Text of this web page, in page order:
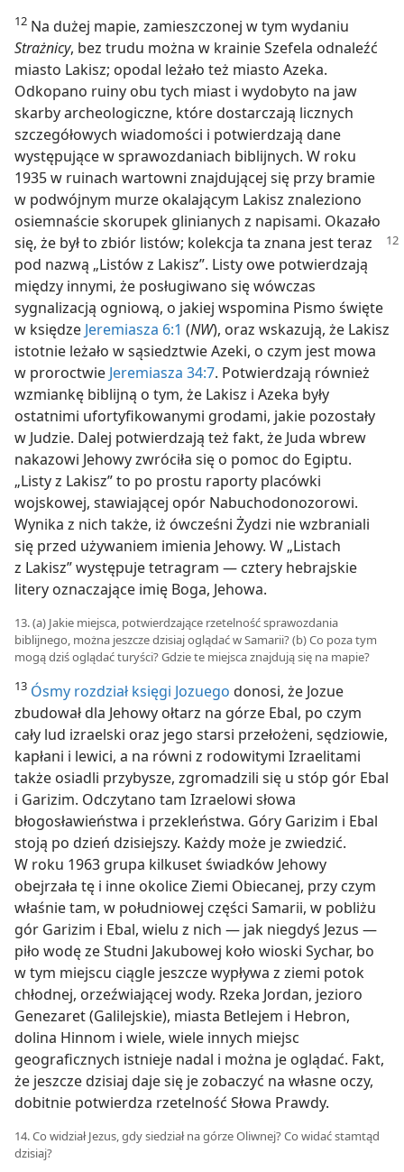
12 Na dużej mapie, zamieszczonej w tym wydaniu
Strażnicy, bez trudu można w krainie Szefela odnaleźć
miasto Lakisz; opodal leżało też miasto Azeka.
Odkopano ruiny obu tych miast i wydobyto na jaw
skarby archeologiczne, które dostarczają licznych
szczegółowych wiadomości i potwierdzają dane
występujące w sprawozdaniach biblijnych. W roku
1935 w ruinach wartowni znajdującej się przy bramie
w podwójnym murze okalającym Lakisz znaleziono
osiemnaście skorupek glinianych z napisami. Okazało
się, że był to zbiór listów; kolekcja ta znana jest teraz
pod nazwą „Listów z Lakisz”. Listy owe potwierdzają
między innymi, że posługiwano się wówczas
sygnalizacją ogniową, o jakiej wspomina Pismo święte
w księdze Jeremiasza 6:1 (NW), oraz wskazują, że Lakisz
istotnie leżało w sąsiedztwie Azeki, o czym jest mowa
w proroctwie Jeremiasza 34:7. Potwierdzają również
wzmiankę biblijną o tym, że Lakisz i Azeka były
ostatnimi ufortyfikowanymi grodami, jakie pozostały
w Judzie. Dalej potwierdzają też fakt, że Juda wbrew
nakazowi Jehowy zwróciła się o pomoc do Egiptu.
„Listy z Lakisz” to po prostu raporty placówki
wojskowej, stawiającej opór Nabuchodonozorowi.
Wynika z nich także, iż ówcześni Żydzi nie wzbraniali
się przed używaniem imienia Jehowy. W „Listach
z Lakisz” występuje tetragram — cztery hebrajskie
litery oznaczające imię Boga, Jehowa.
13. (a) Jakie miejsca, potwierdzające rzetelność sprawozdania
biblijnego, można jeszcze dzisiaj oglądać w Samarii? (b) Co poza tym
mogą dziś oglądać turyści? Gdzie te miejsca znajdują się na mapie?
13 Ósmy rozdział księgi Jozuego donosi, że Jozue
zbudował dla Jehowy ołtarz na górze Ebal, po czym
cały lud izraelski oraz jego starsi przełożeni, sędziowie,
kapłani i lewici, a na równi z rodowitymi Izraelitami
także osiadli przybysze, zgromadzili się u stóp gór Ebal
i Garizim. Odczytano tam Izraelowi słowa
błogosławieństwa i przekleństwa. Góry Garizim i Ebal
stoją po dzień dzisiejszy. Każdy może je zwiedzić.
W roku 1963 grupa kilkuset świadków Jehowy
obejrzała tę i inne okolice Ziemi Obiecanej, przy czym
właśnie tam, w południowej części Samarii, w pobliżu
gór Garizim i Ebal, wielu z nich — jak niegdyś Jezus —
piło wodę ze Studni Jakubowej koło wioski Sychar, bo
w tym miejscu ciągle jeszcze wypływa z ziemi potok
chłodnej, orzeźwiającej wody. Rzeka Jordan, jezioro
Genezaret (Galilejskie), miasta Betlejem i Hebron,
dolina Hinnom i wiele, wiele innych miejsc
geograficznych istnieje nadal i można je oglądać. Fakt,
że jeszcze dzisiaj daje się je zobaczyć na własne oczy,
dobitnie potwierdza rzetelność Słowa Prawdy.
14. Co widział Jezus, gdy siedział na górze Oliwnej? Co widać stamtąd
dzisiaj?